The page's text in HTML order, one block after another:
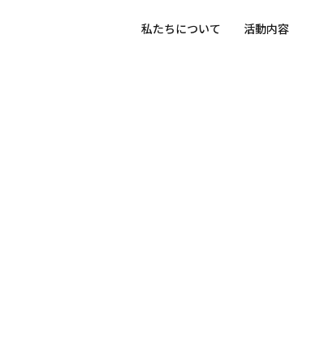
私たちについて 活動内容